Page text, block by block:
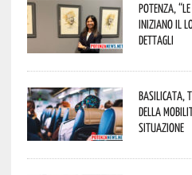
Potenza,
iniziano il
dettagli
Basilicata,
della
situazione